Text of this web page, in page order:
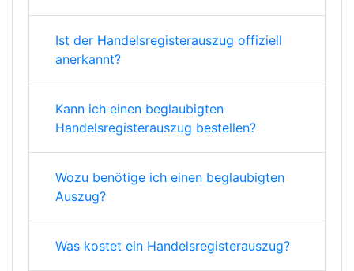
Ist der Handelsregisterauszug offiziell
anerkannt?
Kann ich einen beglaubigten
Handelsregisterauszug bestellen?
Wozu benötige ich einen beglaubigten
Auszug?
Was kostet ein Handelsregisterauszug?